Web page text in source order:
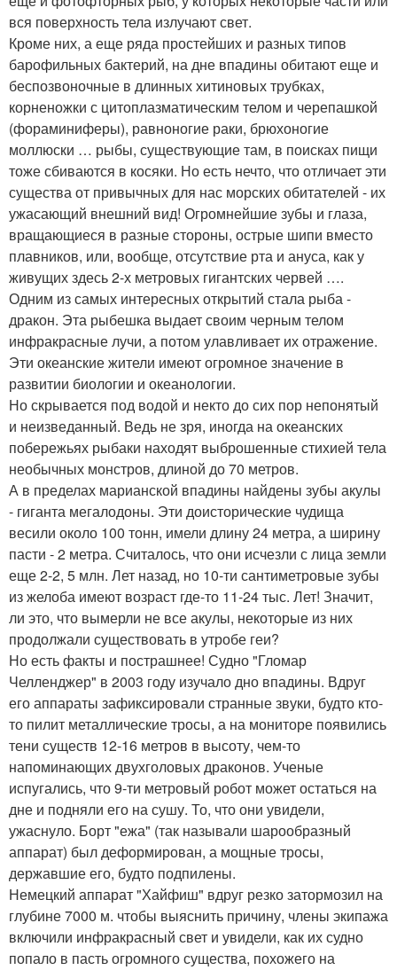
вся поверхность тела излучают свет.
Кроме них, а еще ряда простейших и разных типов
барофильных бактерий, на дне впадины обитают еще и
беспозвоночные в длинных хитиновых трубках,
корненожки с цитоплазматическим телом и черепашкой
(фораминиферы), равноногие раки, брюхоногие
моллюски … рыбы, существующие там, в поисках пищи
тоже сбиваются в косяки. Но есть нечто, что отличает эти
существа от привычных для нас морских обитателей - их
ужасающий внешний вид! Огромнейшие зубы и глаза,
вращающиеся в разные стороны, острые шипи вместо
плавников, или, вообще, отсутствие рта и ануса, как у
живущих здесь 2-х метровых гигантских червей ….
Одним из самых интересных открытий стала рыба -
дракон. Эта рыбешка выдает своим черным телом
инфракрасные лучи, а потом улавливает их отражение.
Эти океанские жители имеют огромное значение в
развитии биологии и океанологии.
Но скрывается под водой и некто до сих пор непонятый
и неизведанный. Ведь не зря, иногда на океанских
побережьях рыбаки находят выброшенные стихией тела
необычных монстров, длиной до 70 метров.
А в пределах марианской впадины найдены зубы акулы
- гиганта мегалодоны. Эти доисторические чудища
весили около 100 тонн, имели длину 24 метра, а ширину
пасти - 2 метра. Считалось, что они исчезли с лица земли
еще 2-2, 5 млн. Лет назад, но 10-ти сантиметровые зубы
из желоба имеют возраст где-то 11-24 тыс. Лет! Значит,
ли это, что вымерли не все акулы, некоторые из них
продолжали существовать в утробе геи?
Но есть факты и пострашнее! Судно "Гломар
Челленджер" в 2003 году изучало дно впадины. Вдруг
его аппараты зафиксировали странные звуки, будто кто-
то пилит металлические тросы, а на мониторе появились
тени существ 12-16 метров в высоту, чем-то
напоминающих двухголовых драконов. Ученые
испугались, что 9-ти метровый робот может остаться на
дне и подняли его на сушу. То, что они увидели,
ужаснуло. Борт "ежа" (так называли шарообразный
аппарат) был деформирован, а мощные тросы,
державшие его, будто подпилены.
Немецкий аппарат "Хайфиш" вдруг резко затормозил на
глубине 7000 м. чтобы выяснить причину, члены экипажа
включили инфракрасный свет и увидели, как их судно
попало в пасть огромного существа, похожего на